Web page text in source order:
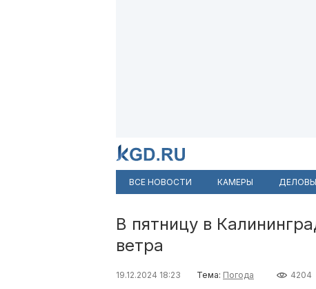
ВСЕ НОВОСТИ КАМЕРЫ
В пятницу в
ветра
19.12.2024 18:23 Тема: Погода 4204